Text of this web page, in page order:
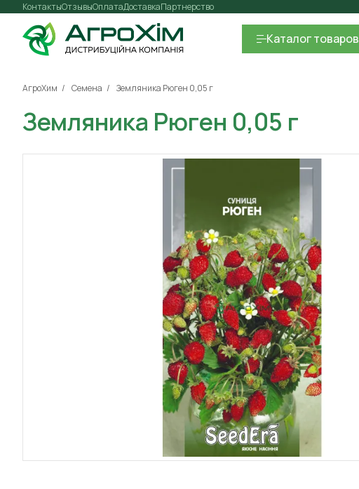
Контакты Оплата
Отзывы ДоставкаПартнерство
Каталогтоваров
АгроХим Семена Земляника Рюген 0,05 г
Земляника Рюген 0,05 г